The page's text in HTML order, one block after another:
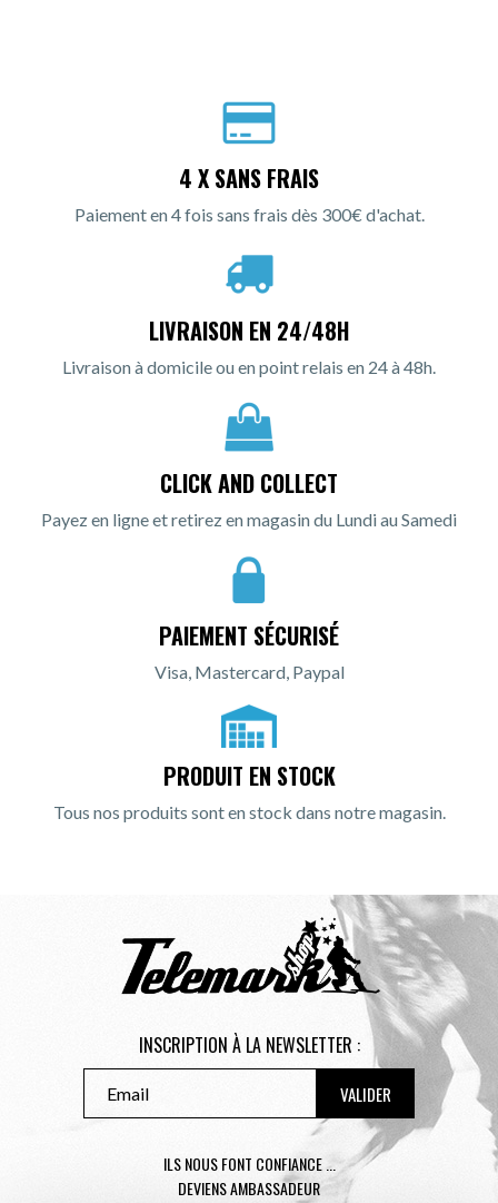
4 X SANS FRAIS
Paiement en 4 fois sans frais dès 300€ d'achat.
LIVRAISON EN 24/48H
Livraison à domicile ou en point relais en 24 à 48h.
CLICK AND COLLECT
Payez en ligne et retirez en magasin du Lundi au Samedi
PAIEMENT SÉCURISÉ
Visa, Mastercard, Paypal
PRODUIT EN STOCK
Tous nos produits sont en stock dans notre magasin.
INSCRIPTION À LA NEWSLETTER :
ILS NOUS FONT CONFIANCE ...
DEVIENS AMBASSADEUR